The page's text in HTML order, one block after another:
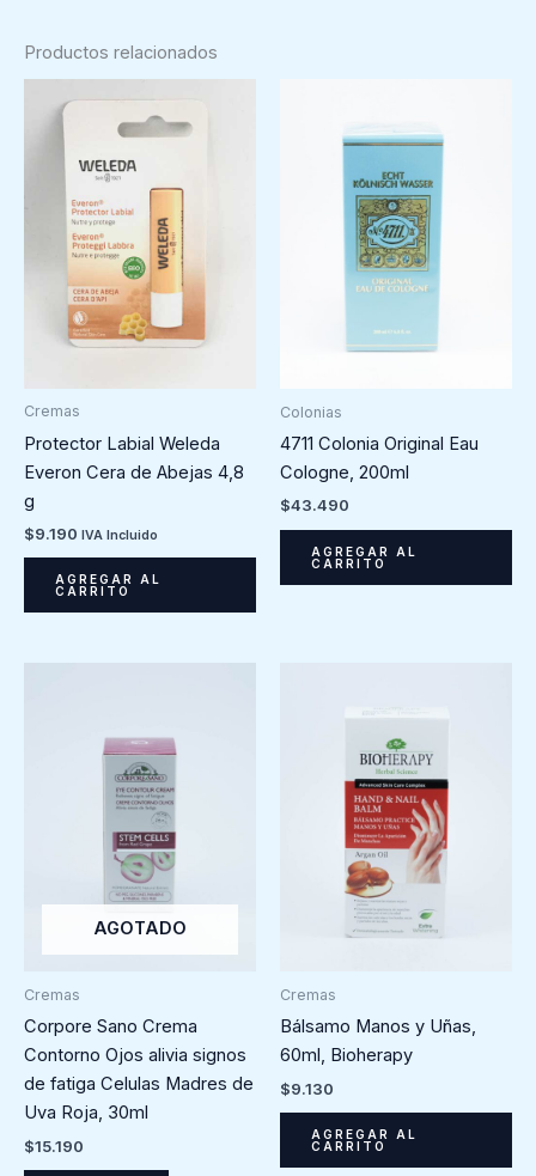
Productos relacionados
Cremas
Protector Labial Weleda
Everon Cera de Abejas 4,8
g
$9.190 IVA Incluido
AGREGAR AL
CARRITO
Colonias
4711 Colonia Original Eau
Cologne, 200ml
$43.490
AGREGAR AL
CARRITO
AGOTADO
Cremas
Corpore Sano Crema
Contorno Ojos alivia signos
de fatiga Celulas Madres de
Uva Roja, 30ml
$15.190
Cremas
Bálsamo Manos y Uñas,
60ml, Bioherapy
$9.130
AGREGAR AL
CARRITO